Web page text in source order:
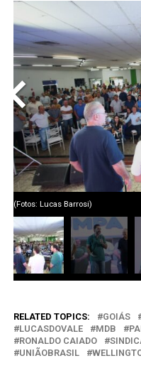
(Fotos: Lucas Barrosi)
<
RELATED TOPICS: GOIÁS
LUCASDOVALE
MDB
RONALDO CAIADO
UNIÃOBRASIL